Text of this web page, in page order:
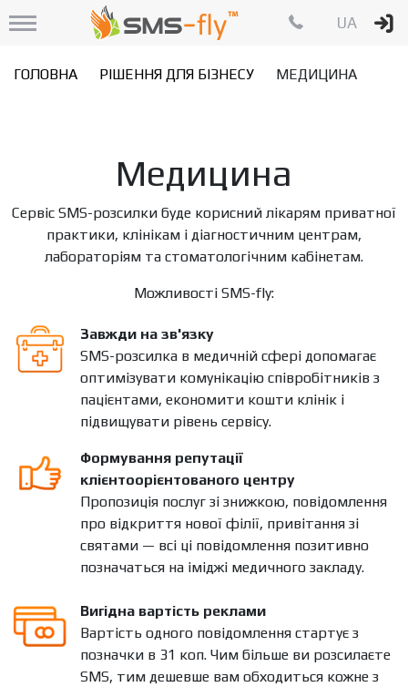
UA
ГОЛОВНА РІШЕННЯ ДЛЯ БІЗНЕСУ МЕДИЦИНА
Медицина
Сервіс SMS-розсилки буде корисний лікарям приватної
практики, клінікам і діагностичним центрам,
лабораторіям та стоматологічним кабінетам.
Можливості SMS-fly:
Завжди на зв'язку
SMS-розсилка в медичній сфері допомагає
оптимізувати комунікацію співробітників з
пацієнтами, економити кошти клінік і
підвищувати рівень сервісу.
Формування репутації
клієнтоорієнтованого центру
Пропозиція послуг зі знижкою, повідомлення
про відкриття нової філії, привітання зі
святами — всі ці повідомлення позитивно
позначаться на іміджі медичного закладу.
Вигідна вартість реклами
Вартість одного повідомлення стартує з
позначки в 31 коп. Чим більше ви розсилаєте
SMS, тим дешевше вам обходиться кожне з